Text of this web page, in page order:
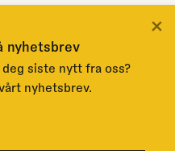
nøytral
Stortinget i 1951 for å
sikkerhets- og
nyhetsbrev
siste nytt fra oss?
nyhetsbrev.
×